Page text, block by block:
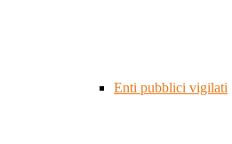
Enti pubblici vigilati